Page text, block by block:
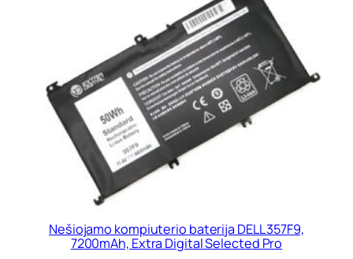
Nešiojamo kompiuterio baterija DELL 357F9,
7200mAh, Extra Digital Selected Pro